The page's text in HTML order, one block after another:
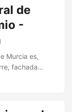
una parte
un disco
Elche con
y la bossa
de
-
Murcia es,
fachada
los Vélez y el
de